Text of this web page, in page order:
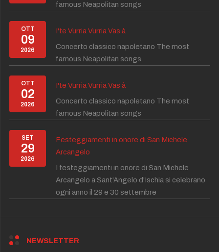
famous Neapolitan songs
OTT
09
2026
I'te Vurria Vurria Vas à
Concerto classico napoletano The most
famous Neapolitan songs
OTT
02
2026
I'te Vurria Vurria Vas à
Concerto classico napoletano The most
famous Neapolitan songs
SET
29
2026
Festeggiamenti in onore di San Michele
Arcangelo
I festeggiamenti in onore di San Michele
Arcangelo a Sant'Angelo d'Ischia si celebrano
ogni anno il 29 e 30 settembre
NEWSLETTER